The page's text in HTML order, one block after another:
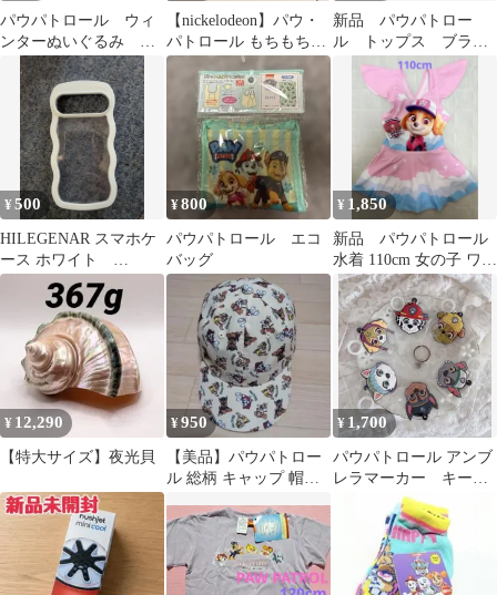
パウパトロール ウィ
ンターぬいぐるみ チ
ェイス スカイ 2種セ
ット
【nickelodeon】パウ・
パトロール もちもち小
銭入れ スカイ エベレス
新品 パウパトロー
ル トップス ブラン
シェス セット売り
ベビー Tシャツ
¥500
HILEGENAR スマホケ
ース ホワイト
Google Pixel9 スカイ
¥800
パウパトロール エコ
バッグ
¥ 1,850
新品 パウパトロール
水着 110cm 女の子 ワン
ピース
¥ 12,290
【特大サイズ】夜光貝
¥950
【美品】パウパトロー
ル 総柄 キャップ 帽
¥ 1,700
パウパトロール アンブ
レラマーカー キーホ
ルダー 6個セット